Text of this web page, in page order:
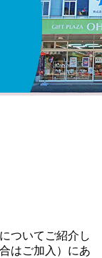
ついてご紹介し
はご加入）にあ